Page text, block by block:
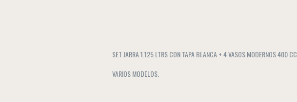
SET JARRA 1.125 LTRS CON TAPA BLANCA + 4 VASOS MODERNOS 400 CC
VARIOS MODELOS.